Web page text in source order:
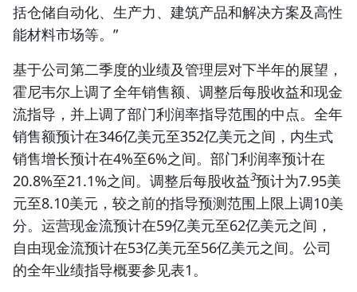
括仓储自动化、生产力、建筑产品和解决方案及高性
能材料市场等。”
基于公司第二季度的业绩及管理层对下半年的展望，
霍尼韦尔上调了全年销售额、调整后每股收益和现金
流指导，并上调了部门利润率指导范围的中点。全年
销售额预计在346亿美元至352亿美元之间，内生式
销售增长预计在4%至6%之间。部门利润率预计在
20.8%至21.1%之间。调整后每股收益3预计为7.95美
元至8.10美元，较之前的指导预测范围上限上调10美
分。运营现金流预计在59亿美元至62亿美元之间，
自由现金流预计在53亿美元至56亿美元之间。公司
的全年业绩指导概要参见表1。